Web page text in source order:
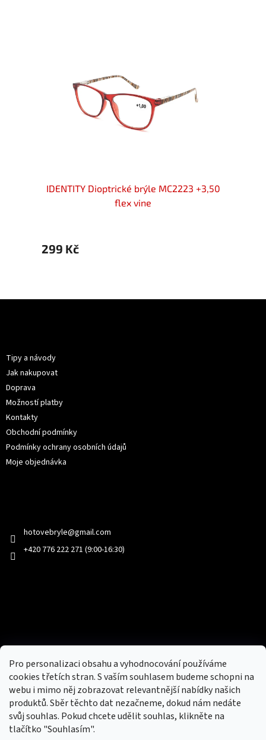
Pro personalizaci obsahu a vyhodnocování používáme
cookies třetích stran. S vaším souhlasem budeme schopni na
webu i mimo něj zobrazovat relevantnější nabídky našich
produktů. Sběr těchto dat nezačneme, dokud nám nedáte
svůj souhlas. Pokud chcete udělit souhlas, klikněte na
tlačítko "Souhlasím".
IDENTITY Dioptrické brýle MC2223 +3,50
flex vine
299 Kč
Tipy a návody
Jak nakupovat
Doprava
Možností platby
Kontakty
Obchodní podmínky
Podmínky ochrany osobních údajů
Moje objednávka
hotovebryle@gmail.com
+420 776 222 271 (9:00-16:30)